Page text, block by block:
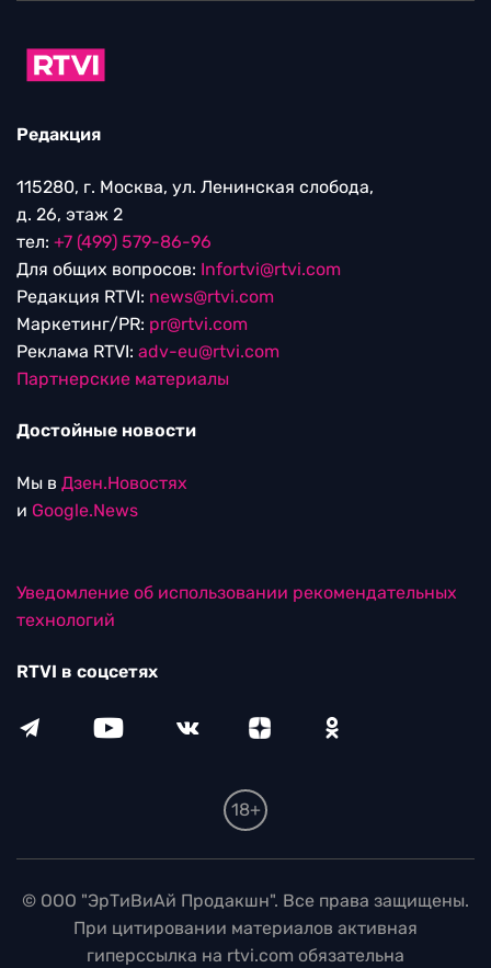
Редакция
115280, г. Москва, ул. Ленинская слобода,
д. 26, этаж 2
тел: +7 (499) 579-86-96
Для общих вопросов: Infortvi@rtvi.com
Редакция RTVI: news@rtvi.com
Маркетинг/PR: pr@rtvi.com
Реклама RTVI: adv-eu@rtvi.com
Партнерские материалы
Достойные новости
Мы в Дзен.Новостях
и Google.News
Уведомление об использовании рекомендательных
технологий
RTVI в соцсетях
18+
© ООО "ЭрТиВиАй Продакшн". Все права защищены.
При цитировании материалов активная
гиперссылка на rtvi.com обязательна